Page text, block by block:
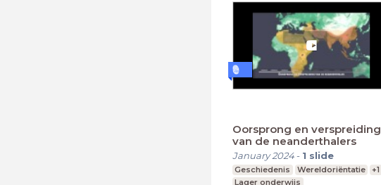
Oorsprong en verspreiding
van de neanderthalers
January 2024- 1 slide
Geschiedenis Wereldoriëntatie
+1
Lager onderwijs